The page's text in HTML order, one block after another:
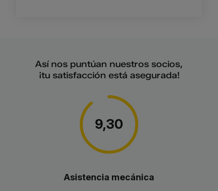
Así nos puntúan nuestros socios,
¡tu satisfacción está asegurada!
9,30
Asistencia mecánica